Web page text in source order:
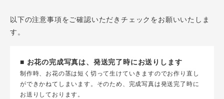
以下の注意事項をご確認いただきチェックをお願いいたしま
す。
■ お花の完成写真は、発送完了時にお送りします
制作時、お花の茎は短く切って生けていきますのでお作り直し
ができかねてしまいます。そのため、完成写真は発送完了時に
お送りしております。